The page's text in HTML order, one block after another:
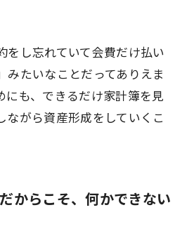
をし忘れていて会費だけ払い
みたいなことだってありえま
にも、できるだけ家計簿を見
ながら資産形成をしていくこ
からこそ、何かできない